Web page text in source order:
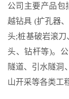
公司主要产品包
越钻具 (扩孔器
头;桩基破岩滚
头、钻杆等)。
隧道、引水隧洞
山开采等各类工